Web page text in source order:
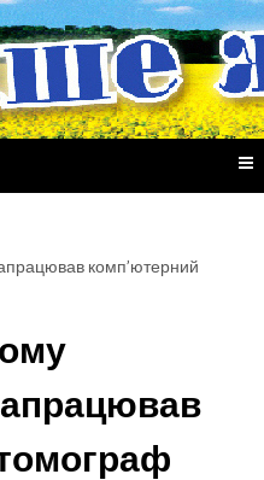
комп’ютерний